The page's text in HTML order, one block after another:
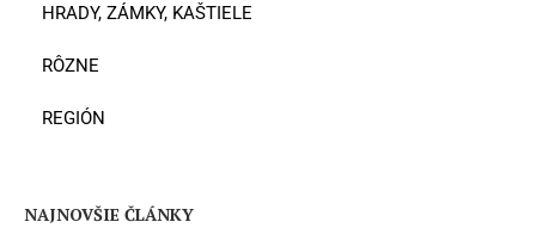
HRADY, ZÁMKY, KAŠTIELE
RÔZNE
REGIÓN
NAJNOVŠIE ČLÁNKY